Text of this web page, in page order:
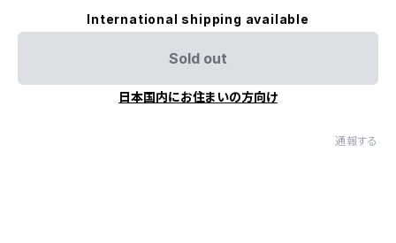
International shipping available
Sold out
日本国内にお住まいの方向け
通報する